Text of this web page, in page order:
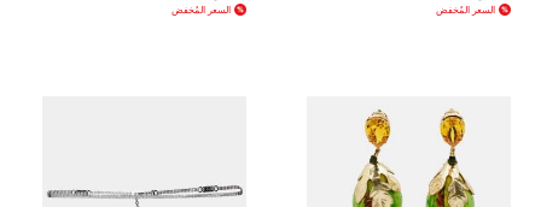
السعر المُخفض السعر المُخفض